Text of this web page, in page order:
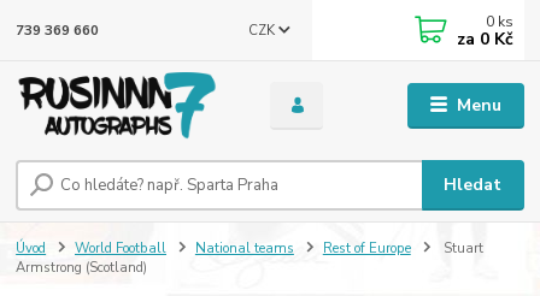
Menu
CZK
Hledat
739 369 660 0 ks
za 0 Kč
Úvod World Football National teams Rest of Europe
Stuart
Armstrong (Scotland)